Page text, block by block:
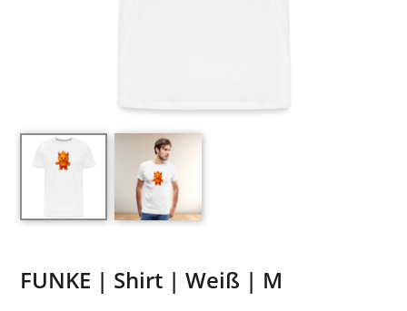
FUNKE | Shirt | Weiß | M